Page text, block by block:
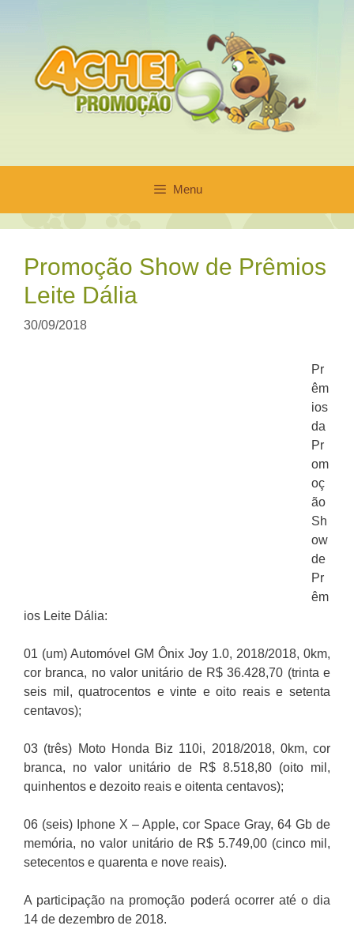
conteúdo
Menu
Promoção Show de Prêmios
Leite Dália
30/09/2018
Pr
êm
ios
da
Pr
om
oç
ão
Sh
ow
de
Pr
êm
ios Leite Dália:
01 (um) Automóvel GM Ônix Joy 1.0, 2018/2018, 0km,
cor branca, no valor unitário de R$ 36.428,70 (trinta e
seis mil, quatrocentos e vinte e oito reais e setenta
centavos);
03 (três) Moto Honda Biz 110i, 2018/2018, 0km, cor
branca, no valor unitário de R$ 8.518,80 (oito mil,
quinhentos e dezoito reais e oitenta centavos);
06 (seis) Iphone X – Apple, cor Space Gray, 64 Gb de
memória, no valor unitário de R$ 5.749,00 (cinco mil,
setecentos e quarenta e nove reais).
A participação na promoção poderá ocorrer até o dia
14 de dezembro de 2018.